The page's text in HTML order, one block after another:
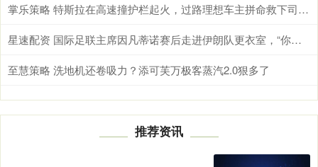
掌乐策略 特斯拉在高速撞护栏起火，过路理想车主拼命救下司机，李想发文回应：救人车主已找到，不要去管什么双标，坚持做自己认为正确的事就好
星速配资 国际足联主席因凡蒂诺赛后走进伊朗队更衣室，“你们比一切困难都更强大”
至慧策略 洗地机还卷吸力？添可芙万极客蒸汽2.0狠多了
推荐资讯